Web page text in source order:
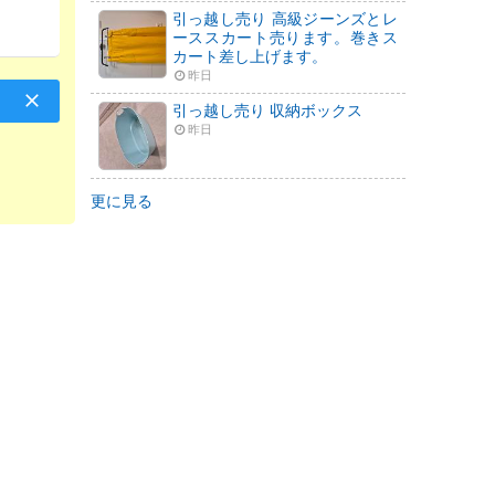
引っ越し売り 高級ジーンズとレ
ーススカート売ります。巻きス
カート差し上げます。
昨日
引っ越し売り 収納ボックス
昨日
更に見る